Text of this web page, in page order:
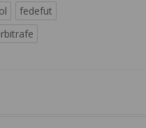
fedefut